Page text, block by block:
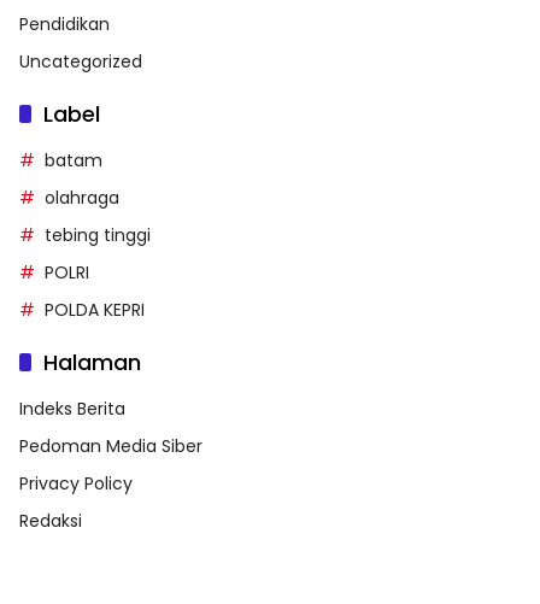
Pendidikan
Uncategorized
Label
batam
olahraga
tebing tinggi
POLRI
POLDA KEPRI
Halaman
Indeks Berita
Pedoman Media Siber
Privacy Policy
Redaksi